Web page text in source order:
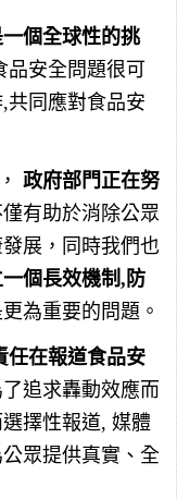
個全球性的挑
安全問題很可
共同應對食品安
政府部門正在努
有助於消除公眾
展，同時我們也
個長效機制,防
為重要的問題。
任在報道食品安
追求轟動效應而
擇性報道, 媒體
眾提供真實、全